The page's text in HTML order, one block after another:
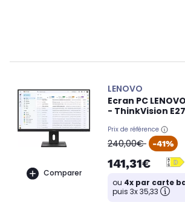
Comparer
LENOVO
Ecran PC
- ThinkVision
Prix de référence
oldPrice
240,00€ -41%
141,31€
ou 4x par carte
puis 3x 35,33